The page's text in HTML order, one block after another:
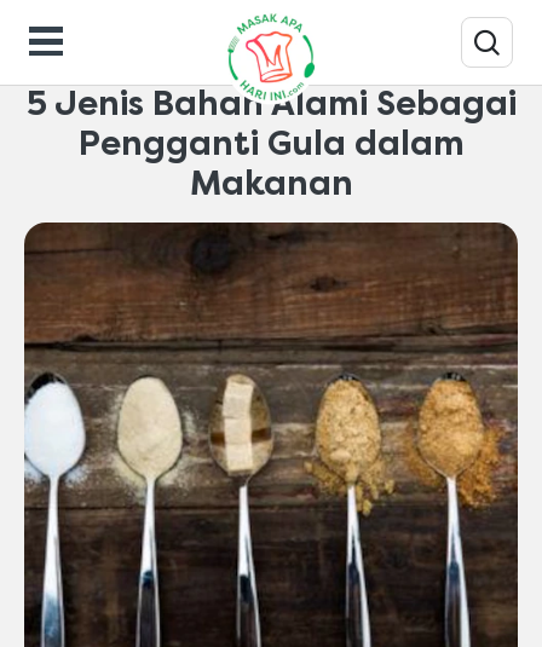
Makanan-gaya-hidup
5 Jenis Bahan Alami Sebagai
Pengganti Gula dalam
Makanan